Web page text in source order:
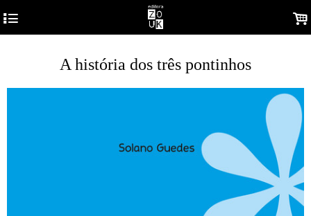
4 .
A história dos três pontinhos